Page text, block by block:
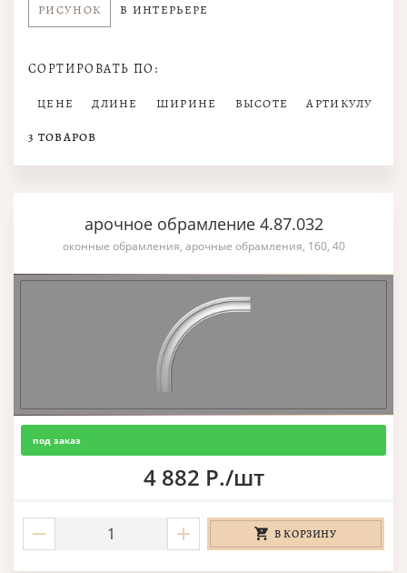
РИСУНОК В ИНТЕРЬЕРЕ
СОРТИРОВАТЬ ПО:
ЦЕНЕ ДЛИНЕ ШИРИНЕ ВЫСОТЕ АРТИКУЛУ
3 ТОВАРОВ
арочное обрамление 4.87.032
оконные обрамления, арочные обрамления, 160, 40
под заказ
4 882 Р./шт
В КОРЗИНУ